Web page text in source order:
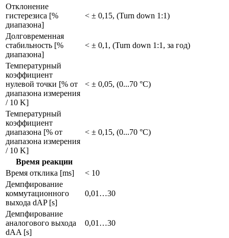
Отклонение
гистерезиса [%
диапазона]
< ± 0,15, (Turn down 1:1)
Долговременная
стабильность [%
диапазона]
< ± 0,1, (Turn down 1:1, за год)
Температурный
коэффициент
нулевой точки [% от
диапазона измерения
/ 10 K]
< ± 0,05, (0...70 °C)
Температурный
коэффициент
диапазона [% от
диапазона измерения
/ 10 K]
< ± 0,15, (0...70 °C)
Время реакции
Время отклика [ms]
< 10
Демпфирование
коммутационного
выхода dAP [s]
0,01…30
Демпфирование
аналогового выхода
dAA [s]
0,01…30